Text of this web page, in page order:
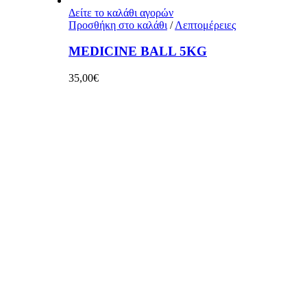
Δείτε το καλάθι αγορών
Προσθήκη στο καλάθι / Λεπτομέρειες
MEDICINE BALL 5KG
35,00€